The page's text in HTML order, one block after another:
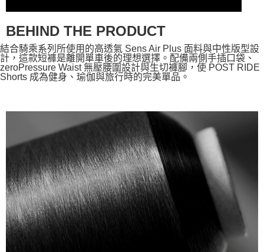
BEHIND THE PRODUCT
結合騎乘系列所使用的高透氣 Sens Air Plus 面料與中性版型設
計，這款短褲是離開單車後的理想選擇。配備兩側手插口袋、
zeroPressure Waist 無壓腰圍設計與生切褲腳，使 POST RIDE
Shorts 成為健身、瑜伽與旅行時的完美單品。